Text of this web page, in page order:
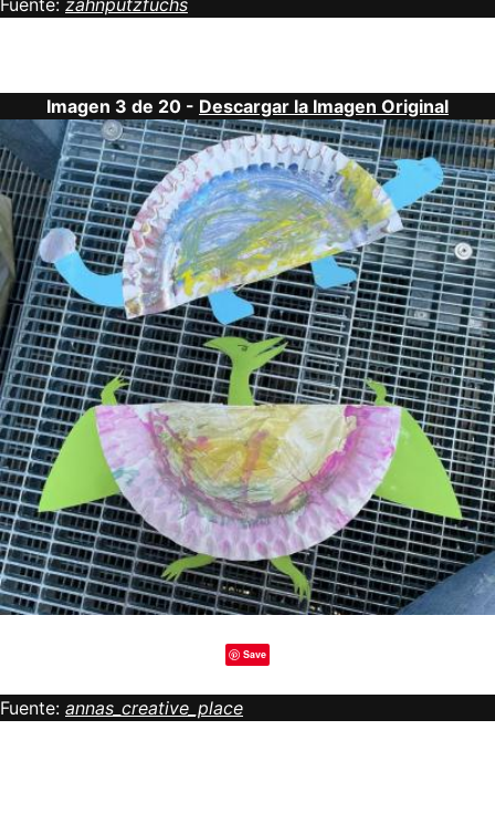
Fuente: zahnputzfuchs
Imagen 3 de 20 - Descargar la Imagen Original
Save
Fuente: annas_creative_place